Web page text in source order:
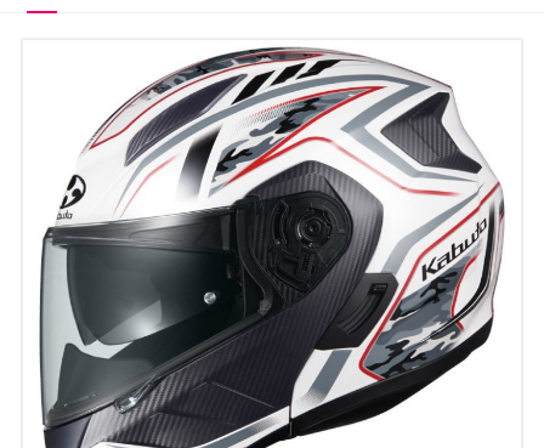
ナップスメンバーズ
店舗を探す
コーポレートサイト
採用情報
特定商取引法に基づく表記
古物営業法に基づく表示/保険勧誘
方針
利用規約
商品レビュー利用規約
プライバシーポリシー
返金ポリシー
>